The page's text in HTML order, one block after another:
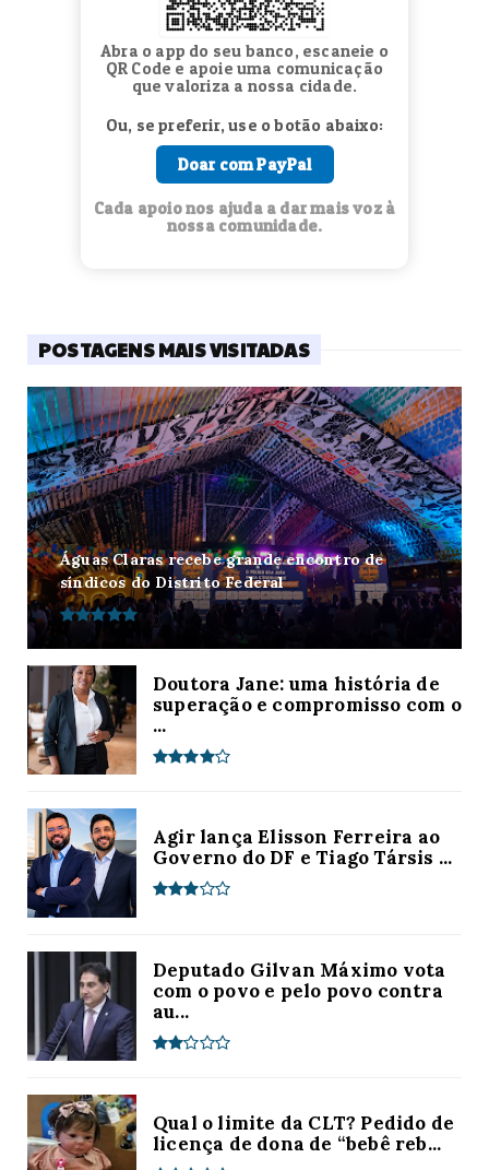
Abra o app do seu banco, escaneie o
QR Code e apoie uma comunicação
que valoriza a nossa cidade.
Ou, se preferir, use o botão abaixo:
Doar com PayPal
Cada apoio nos ajuda a dar mais voz à
nossa comunidade.
POSTAGENS MAIS VISITADAS
Águas Claras recebe grande encontro de
síndicos do Distrito Federal
Doutora Jane: uma história de
superação e compromisso com o
...
Agir lança Elisson Ferreira ao
Governo do DF e Tiago Társis ...
Deputado Gilvan Máximo vota
com o povo e pelo povo contra
au...
Qual o limite da CLT? Pedido de
licença de dona de “bebê reb...